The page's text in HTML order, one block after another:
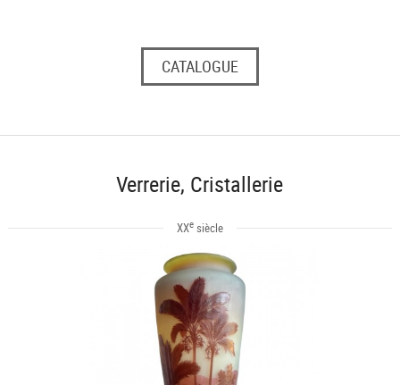
CATALOGUE
Verrerie, Cristallerie
XXesiècle